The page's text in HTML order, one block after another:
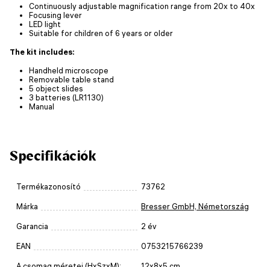
Continuously adjustable magnification range from 20x to 40x
Focusing lever
LED light
Suitable for children of 6 years or older
The kit includes:
Handheld microscope
Removable table stand
5 object slides
3 batteries (LR1130)
Manual
Specifikációk
Termékazonosító 73762
Márka Bresser GmbH, Németország
Garancia 2 év
EAN 0753215766239